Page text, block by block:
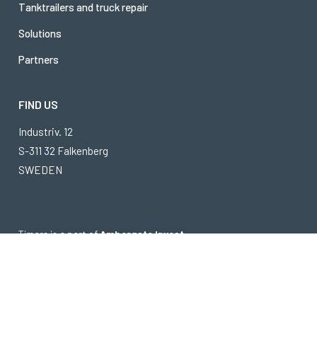
Tanktrailers and truck repair
Solutions
Partners
FIND US
Industriv. 12
S-311 32 Falkenberg
SWEDEN
Timars is a part ofAmbergate Invest